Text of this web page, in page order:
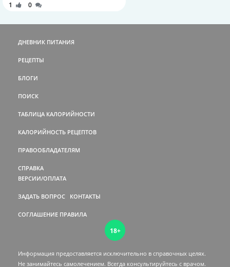
1 0
ДНЕВНИК ПИТАНИЯ
РЕЦЕПТЫ
БЛОГИ
ПОИСК
ТАБЛИЦА КАЛОРИЙНОСТИ
КАЛОРИЙНОСТЬ РЕЦЕПТОВ
ПРАВООБЛАДАТЕЛЯМ
СПРАВКА
ВЕРСИИ/ОПЛАТА
ЗАДАТЬ ВОПРОС КОНТАКТЫ
СОГЛАШЕНИЕ ПРАВИЛА
18+
Информация предоставляется исключительно в справочных целях.
Не занимайтесь самолечением. Всегда консультируйтесь c врачом.